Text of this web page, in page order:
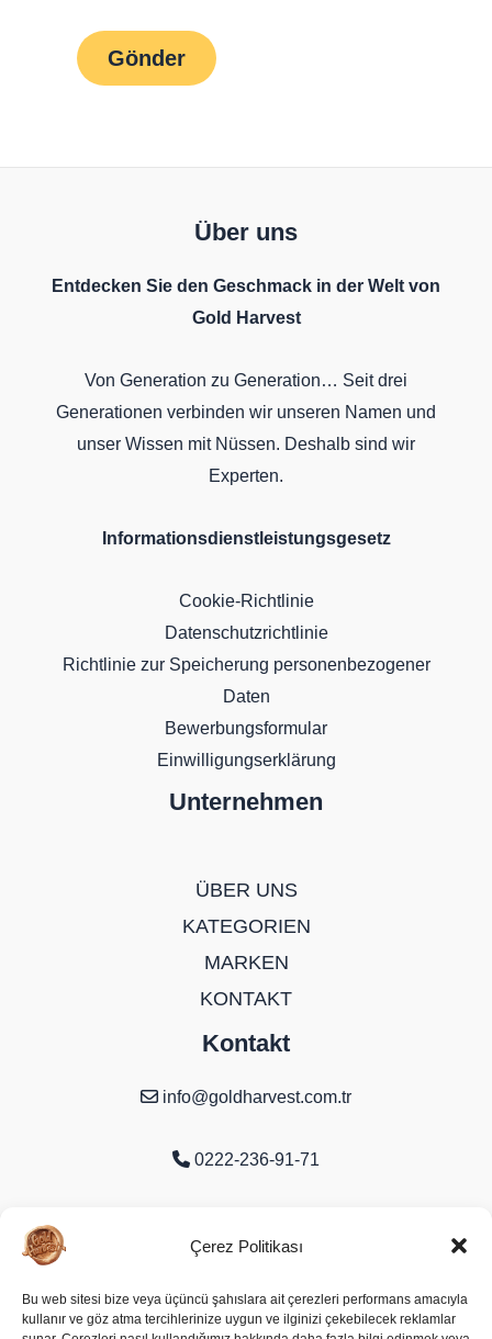
Çerez Politikası
Bu web sitesi bize veya üçüncü şahıslara ait çerezleri performans amacıyla
kullanır ve göz atma tercihlerinize uygun ve ilginizi çekebilecek reklamlar
Über uns
Entdecken Sie den Geschmack in der Welt von
Gold Harvest
Von Generation zu Generation… Seit drei
Generationen verbinden wir unseren Namen und
unser Wissen mit Nüssen. Deshalb sind wir
Experten.
Informationsdienstleistungsgesetz
Cookie-Richtlinie
Datenschutzrichtlinie
Richtlinie zur Speicherung personenbezogener
Daten
Bewerbungsformular
Einwilligungserklärung
Unternehmen
ÜBER UNS
KATEGORIEN
MARKEN
KONTAKT
Kontakt
info@goldharvest.com.tr
0222-236-91-71
Odunpazarı/Eskişehir
Soziale Medien